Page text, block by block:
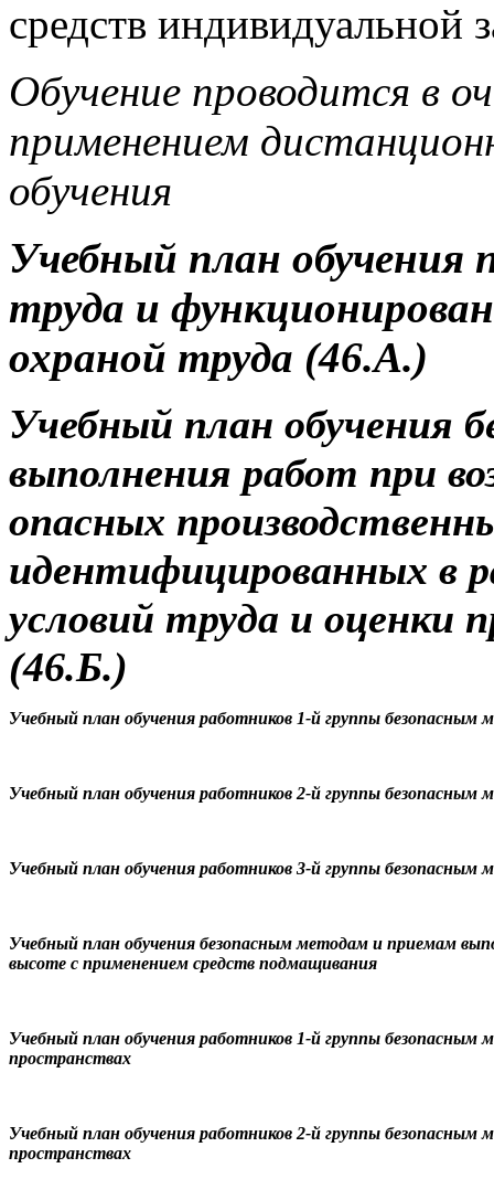
средств индивидуальной
Обучение проводится в
применением
обучения
Учебный план обучения
труда и
охраной труда (46.А.)
Учебный план обучения
выполнения работ при
опасных
идентифицированных в
условий труда и оценки
(46.Б.)
Учебный план обучения работников 1-й группы
Учебный план обучения работников 2-й группы
Учебный план обучения работников 3-й группы
Учебный план обучения безопасным методам и приемам
высоте с применением средств подмащивания
Учебный план обучения работников 1-й группы
пространствах
Учебный план обучения работников 2-й группы
пространствах